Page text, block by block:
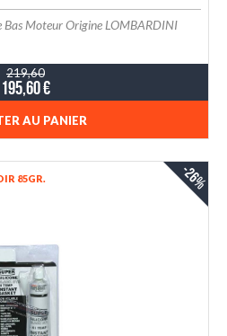
Moteur Origine LOMBARDINI
219,60
195,60 €
AU PANIER
85GR. -26%